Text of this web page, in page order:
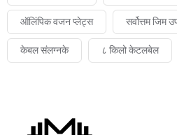
ऑलिंपिक वजन प्लेट्स सर्वोत्तम जिम
केबल संलग्नके ८ किलो केटलबेल